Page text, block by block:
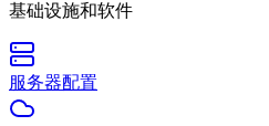
基础设施和软件
服务器配置